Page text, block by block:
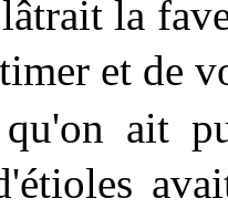
la
et de
ait